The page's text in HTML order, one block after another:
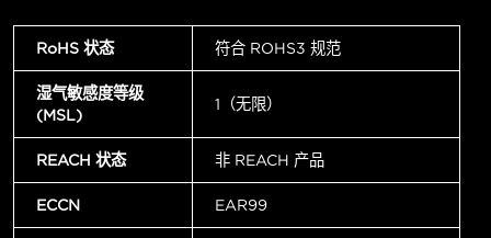
RoHS 状态 符合 ROHS3 规范
湿气敏感度等级
(MSL)
1（无限）
REACH 状态 非 REACH 产品
ECCN EAR99